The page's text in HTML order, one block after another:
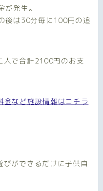
発生。
後は30分毎に100円の追
人で合計2100円のお支
金など施設情報はコチラ
ができるだけに子供自